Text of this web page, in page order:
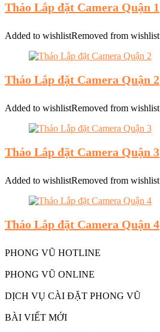
Tháo Lắp đặt Camera Quận 1
Added to wishlistRemoved from wishlist
Tháo Lắp đặt Camera Quận 2
Added to wishlistRemoved from wishlist
Tháo Lắp đặt Camera Quận 3
Added to wishlistRemoved from wishlist
Tháo Lắp đặt Camera Quận 4
PHONG VŨ HOTLINE
PHONG VŨ ONLINE
DỊCH VỤ CÀI ĐẶT PHONG VŨ
BÀI VIẾT MỚI